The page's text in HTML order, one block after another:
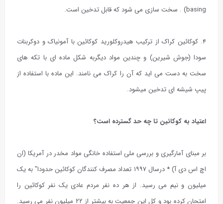
basing) . سخت سازی می شود که قابل تدخین است.
۴. کوکائین کراک از ترکیب هیدروکلورید کوکائین با آمونیاک و دوکربنات
سودا (جوش شیرین) و چندین مواد دیگربه شکل ماده ای با تکه های
سخت به دست می اید که آن را کراک می نامند. این ماده با استفاده از
پیپ شیشه ای تدخین میشود.
اعتیاد به کوکائین تا چه حد گسترده است؟
بر مبنای آمارگیری و بررسی ملی استفاده خانگی مواد مخدر در آمریکا (ان
اچ اس دی آ) * درسال ۱۹۹۷ تعداد مصرف کنندگان کوکائین حدودا" به یک
میلیون و نیم می رسید. از هر ده نفر مردم عادی یک نفر کوکائین را
امتحان کرده بود و کل این جمعیت به بیشتر از ۲۲ میلیون نفر می رسید.